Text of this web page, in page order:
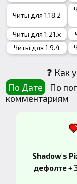
Читы для 1.18.2
Читы для 1.21.x
Читы для 1.9.4
❓ Как
По Дате
По
комментариям
Shadow's
дефолте +